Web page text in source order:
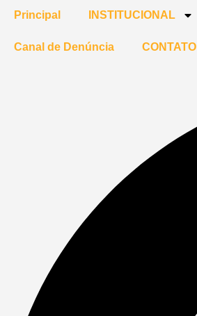
Principal INSTITUCIONAL
Canal de Denúncia CONTATO